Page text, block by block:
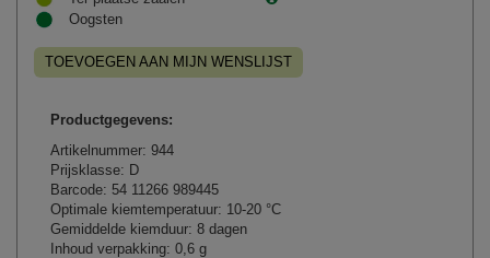
Oogsten
TOEVOEGEN AAN MIJN WENSLIJST
Productgegevens:
Artikelnummer: 944
Prijsklasse: D
Barcode: 54 11266 989445
Optimale kiemtemperatuur: 10-20 °C
Gemiddelde kiemduur: 8 dagen
Inhoud verpakking: 0,6 g